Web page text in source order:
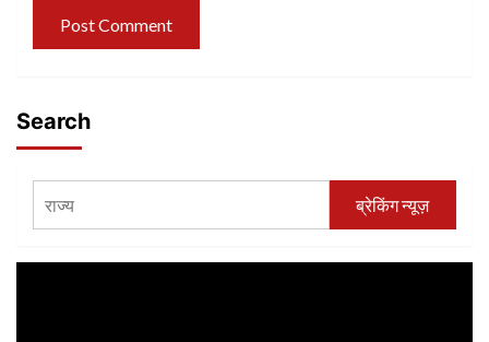
Search
ब्रेकिंग न्यूज़